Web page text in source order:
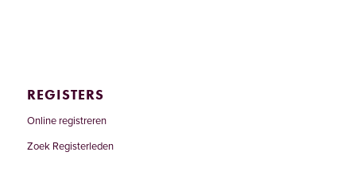
REGISTERS
Online registreren
Zoek Registerleden